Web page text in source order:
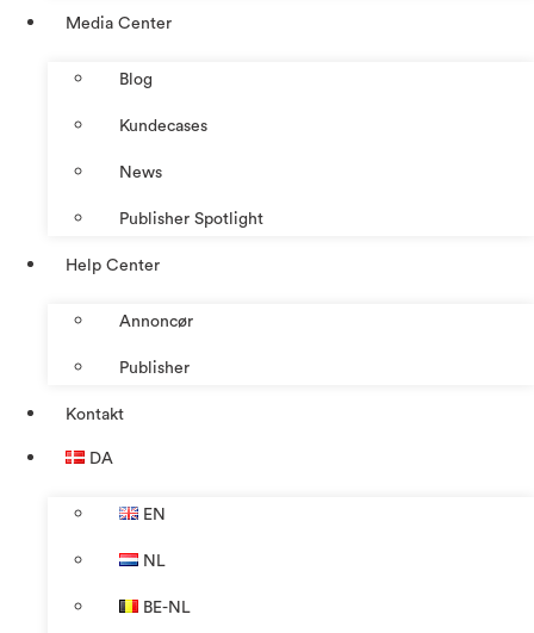
Media Center
Blog
Kundecases
News
Publisher Spotlight
Help Center
Annoncør
Publisher
Kontakt
DA
EN
NL
BE-NL